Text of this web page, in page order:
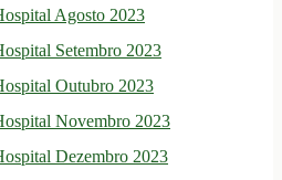
Agosto 2023
Setembro 2023
Outubro 2023
Novembro 2023
Dezembro 2023